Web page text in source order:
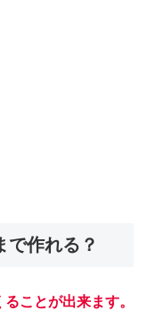
で作れる？
ことが出来ます。